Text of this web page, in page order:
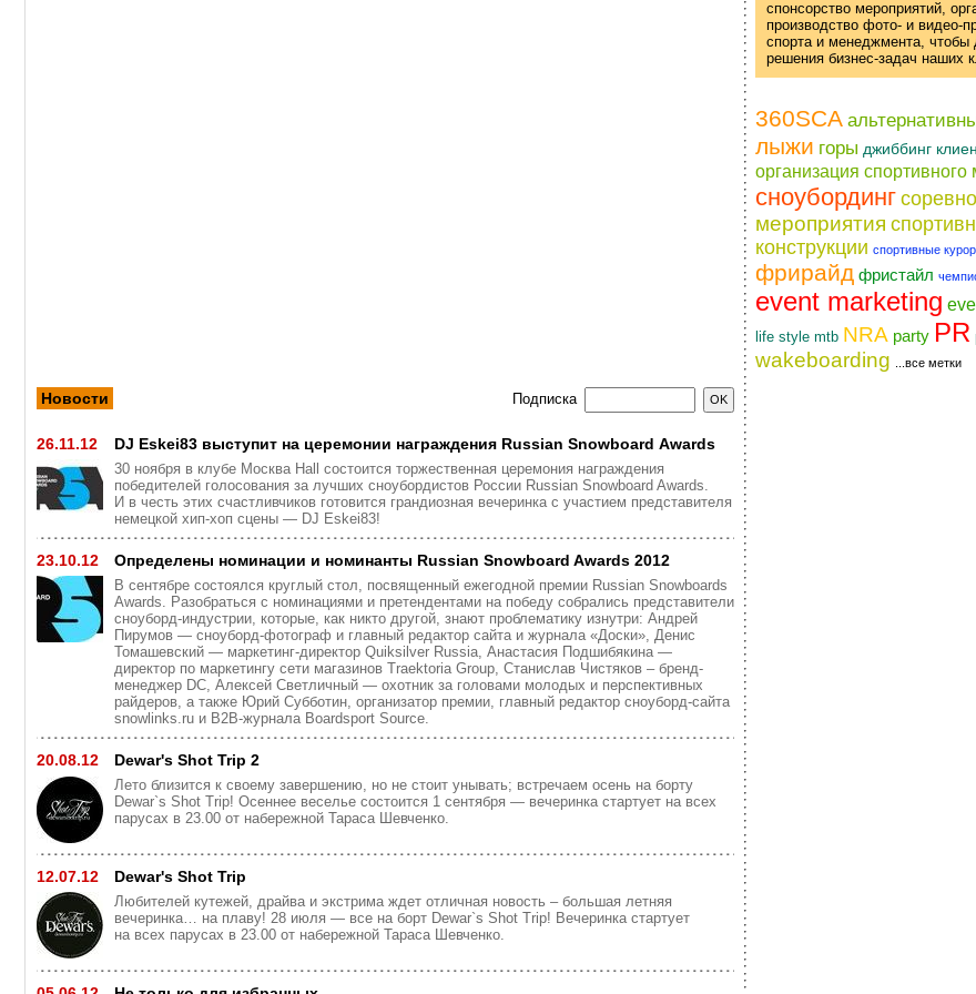
Новости Подписка
26.11.12 DJ Eskei83 выступит на церемонии награждения Russian Snowboard Awards
30 ноября в клубе Москва Hall состоится торжественная церемония награждения
победителей голосования за лучших сноубордистов России Russian Snowboard Awards.
И в честь этих счастливчиков готовится грандиозная вечеринка с участием представителя
немецкой хип-хоп сцены — DJ Eskei83!
23.10.12 Определены номинации и номинанты Russian Snowboard Awards 2012
В сентябре состоялся круглый стол, посвященный ежегодной премии Russian Snowboards
Awards. Разобраться с номинациями и претендентами на победу собрались представители
сноуборд-индустрии, которые, как никто другой, знают проблематику изнутри: Андрей
Пирумов — сноуборд-фотограф и главный редактор сайта и журнала «Доски», Денис
Томашевский — маркетинг-директор Quiksilver Russia, Анастасия Подшибякина —
директор по маркетингу сети магазинов Traektoria Group, Станислав Чистяков – бренд-
менеджер DC, Алексей Светличный — охотник за головами молодых и перспективных
райдеров, а также Юрий Субботин, организатор премии, главный редактор сноуборд-сайта
snowlinks.ru и B2B-журнала Boardsport Source.
20.08.12 Dewar's Shot Trip 2
Лето близится к своему завершению, но не стоит унывать; встречаем осень на борту
Dewar`s Shot Trip! Осеннее веселье состоится 1 сентября — вечеринка стартует на всех
парусах в 23.00 от набережной Тараса Шевченко.
12.07.12 Dewar's Shot Trip
Любителей кутежей, драйва и экстрима ждет отличная новость – большая летняя
вечеринка… на плаву! 28 июля — все на борт Dewar`s Shot Trip! Вечеринка стартует
на всех парусах в 23.00 от набережной Тараса Шевченко.
спонсорство мероприятий,
производство фото- и видео-
спорта и менеджмента,
решения бизнес-задач наших
360SCA
лыжи горы джиббинг
организация спортивного
сноубординг
мероприятия
конструкции спортивные
фрирайд фристайл
event marketing
life style mtb NRA party PR
wakeboarding ...все метки